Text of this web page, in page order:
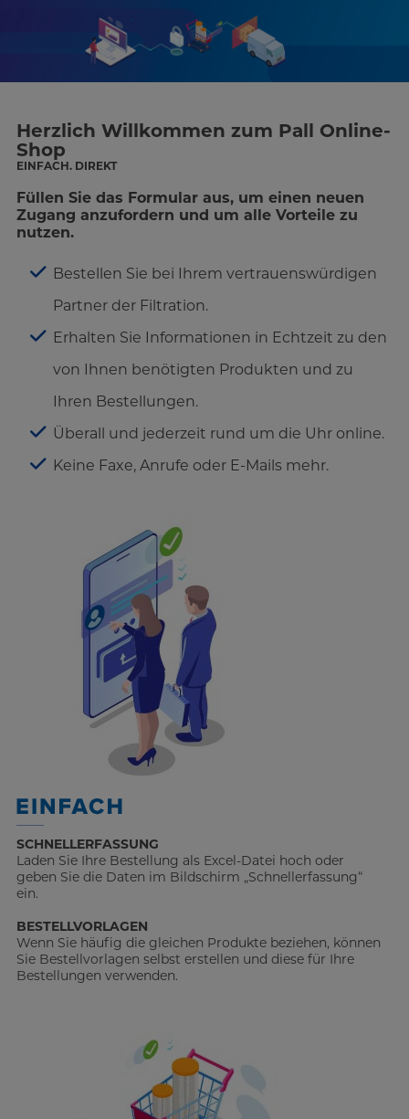
Herzlich Willkommen zum Pall Online-
Shop
EINFACH. DIREKT
Füllen Sie das Formular aus, um einen neuen
Zugang anzufordern und um alle Vorteile zu
nutzen.
Bestellen Sie bei Ihrem vertrauenswürdigen
Partner der Filtration.
Erhalten Sie Informationen in Echtzeit zu den
von Ihnen benötigten Produkten und zu
Ihren Bestellungen.
Überall und jederzeit rund um die Uhr online.
Keine Faxe, Anrufe oder E-Mails mehr.
SCHNELLERFASSUNG
Laden Sie Ihre Bestellung als Excel-Datei hoch oder
geben Sie die Daten im Bildschirm „Schnellerfassung“
ein.
BESTELLVORLAGEN
Wenn Sie häufig die gleichen Produkte beziehen, können
Sie Bestellvorlagen selbst erstellen und diese für Ihre
Bestellungen verwenden.